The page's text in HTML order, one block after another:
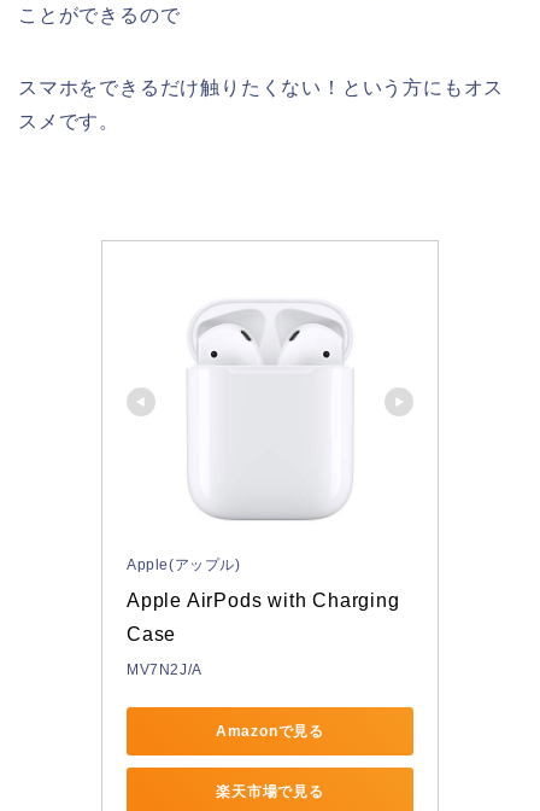
ことができるので
スマホをできるだけ触りたくない！という方にもオス
スメです。
Apple(アップル)
Apple AirPods with Charging
Case
MV7N2J/A
Amazonで見る
楽天市場で見る